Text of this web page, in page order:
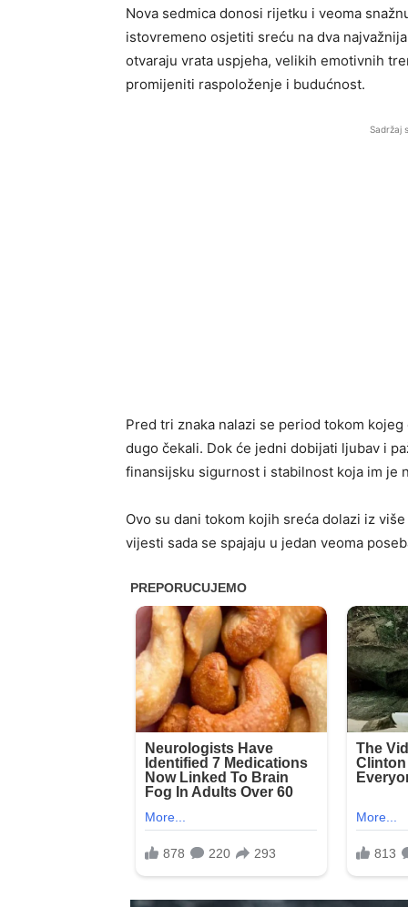
Nova sedmica donosi rijetku i veoma
istovremeno osjetiti sreću na dva
otvaraju vrata uspjeha, velikih emotivnih
promijeniti raspoloženje i budućnost.
Sadržaj
Pred tri znaka nalazi se period tokom
dugo čekali. Dok će jedni dobijati ljubav i
finansijsku sigurnost i stabilnost koja im je
Ovo su dani tokom kojih sreća dolazi iz
vijesti sada se spajaju u jedan veoma